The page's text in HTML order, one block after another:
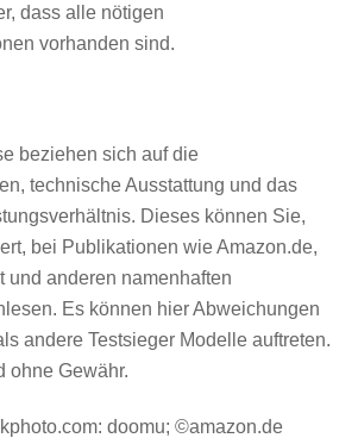
dass alle nötigen
vorhanden sind.
beziehen sich auf die
technische Ausstattung und das
Dieses können Sie,
bei Publikationen wie Amazon.de,
und anderen namenhaften
Es können hier Abweichungen
andere Testsieger Modelle auftreten.
ohne Gewähr.
doomu; ©amazon.de